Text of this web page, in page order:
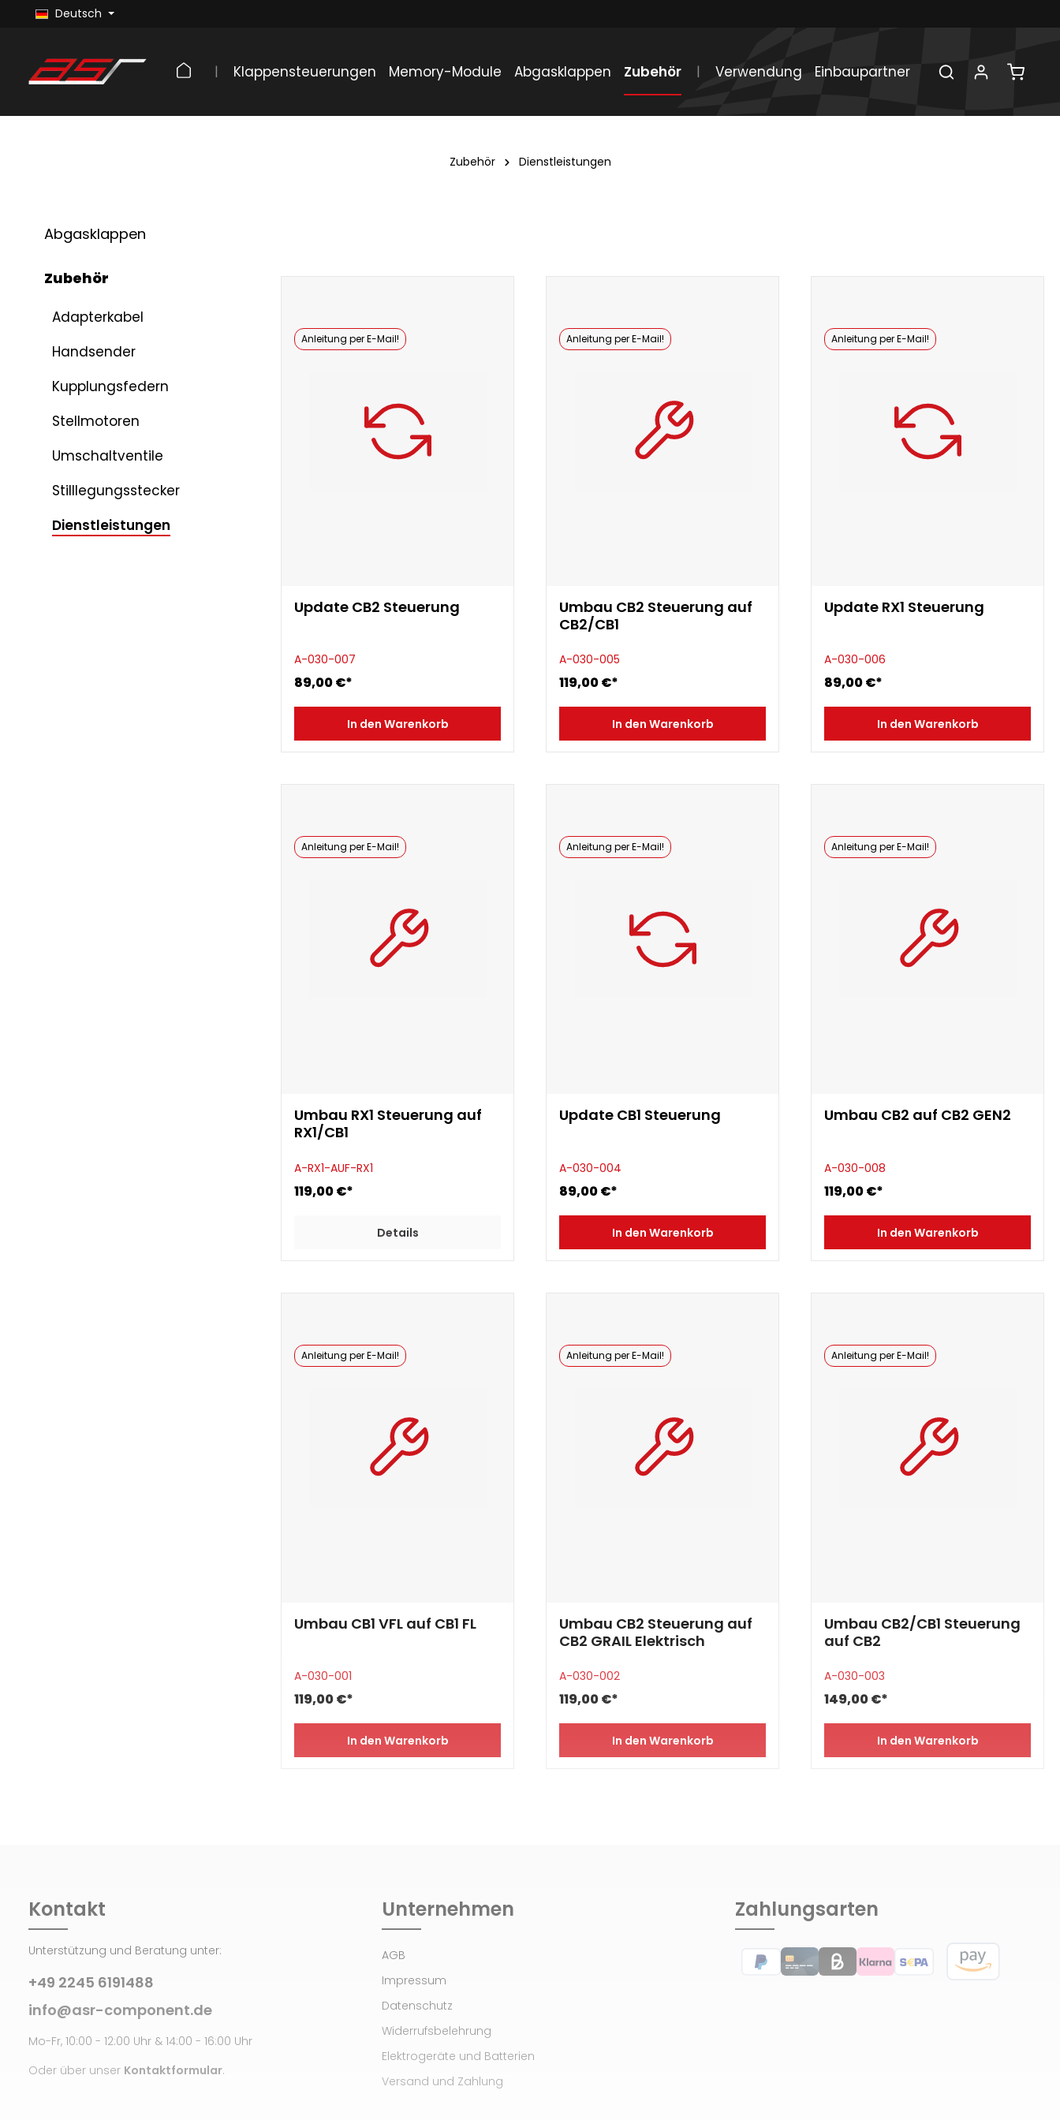
Deutsch
Klappensteuerungen Memory-Module Abgasklappen Zubehör Verwendung Einbaupartner
Zubehör Dienstleistungen
Abgasklappen
Zubehör
Adapterkabel
Handsender
Kupplungsfedern
Stellmotoren
Umschaltventile
Stilllegungsstecker
Dienstleistungen
Update CB2 Steuerung
A-030-007
Anleitung per E-Mail!
89,00 €*
In den Warenkorb
Umbau CB2 Steuerung auf
CB2/CB1
A-030-005
Anleitung per E-Mail!
119,00 €*
In den Warenkorb
Update RX1 Steuerung
A-030-006
Anleitung per E-Mail!
89,00 €*
In den Warenkorb
Umbau RX1 Steuerung auf
RX1/CB1
A-RX1-AUF-RX1
Anleitung per E-Mail!
119,00 €*
Details
Update CB1 Steuerung
A-030-004
Anleitung per E-Mail!
89,00 €*
In den Warenkorb
Umbau CB2 auf CB2 GEN2
A-030-008
Anleitung per E-Mail!
119,00 €*
In den Warenkorb
Umbau CB1 VFL auf CB1 FL
A-030-001
Anleitung per E-Mail!
119,00 €*
In den Warenkorb
Umbau CB2 Steuerung auf
CB2 GRAIL Elektrisch
A-030-002
Anleitung per E-Mail!
119,00 €*
In den Warenkorb
Umbau CB2/CB1 Steuerung
auf CB2
A-030-003
Anleitung per E-Mail!
149,00 €*
In den Warenkorb
Kontakt
Unterstützung und Beratung unter:
+49 2245 6191488
info@asr-component.de
Mo-Fr, 10:00 - 12:00 Uhr & 14:00 - 16:00 Uhr
Oder über unser Kontaktformular.
Unternehmen
AGB
Impressum
Datenschutz
Widerrufsbelehrung
Elektrogeräte und Batterien
Versand und Zahlung
Zahlungsarten